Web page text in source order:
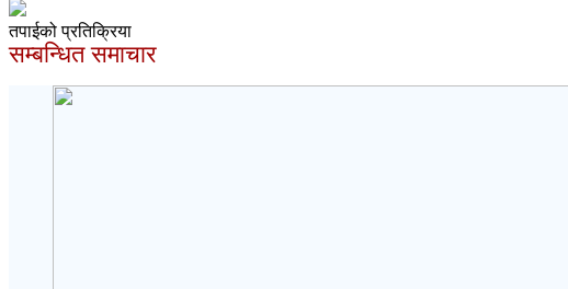
तपाईको प्रतिक्रिया
सम्बन्धित समाचार